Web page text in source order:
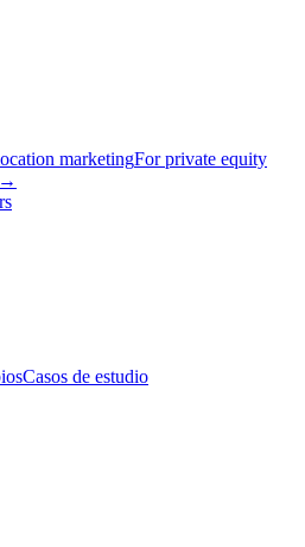
marketingFor private equity
→
Casos de estudio